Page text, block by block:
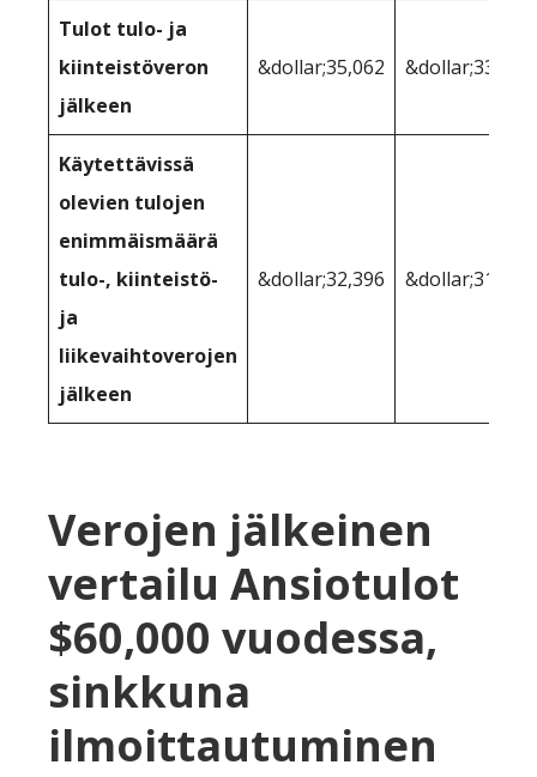
Tulot tulo- ja
kiinteistöveron
jälkeen
&dollar;35,062 &dollar;33,903
Käytettävissä
olevien tulojen
enimmäismäärä
tulo-, kiinteistö-
ja
liikevaihtoverojen
jälkeen
&dollar;32,396 &dollar;31,864
Verojen jälkeinen
vertailu Ansiotulot
$60,000 vuodessa,
sinkkuna
ilmoittautuminen